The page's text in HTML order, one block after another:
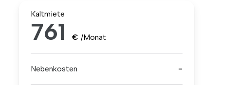
Kaltmiete
761 € /Monat
Nebenkosten -